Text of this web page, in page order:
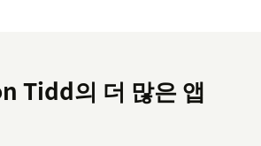
Tidd의 더 많은 앱